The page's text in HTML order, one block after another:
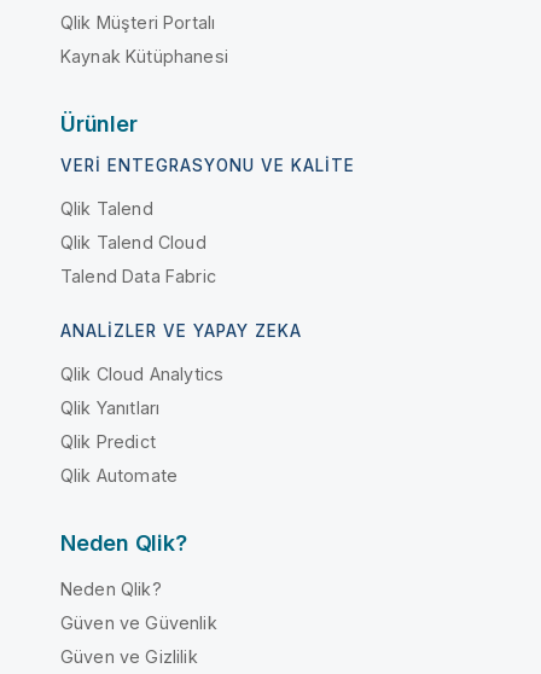
Qlik Müşteri Portalı
Kaynak Kütüphanesi
Ürünler
VERI ENTEGRASYONU VE KALITE
Qlik Talend
Qlik Talend Cloud
Talend Data Fabric
ANALIZLER VE YAPAY ZEKA
Qlik Cloud Analytics
Qlik Yanıtları
Qlik Predict
Qlik Automate
Neden Qlik?
Neden Qlik?
Güven ve Güvenlik
Güven ve Gizlilik